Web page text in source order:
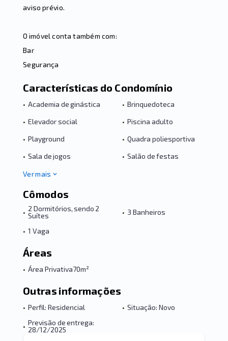
aviso prévio.
O imóvel conta também com:
Bar
Segurança
Características do Condomínio
• Academia de ginástica • Brinquedoteca
• Elevador social • Piscina adulto
• Playground • Quadra poliesportiva
• Sala de jogos • Salão de festas
Ver mais
Cômodos
• 2 Dormitórios, sendo 2
Suítes
• 3 Banheiros
• 1 Vaga
Áreas
• Área Privativa70m²
Outras informações
• Perfil: Residencial • Situação: Novo
• Previsão de entrega:
28/12/2025